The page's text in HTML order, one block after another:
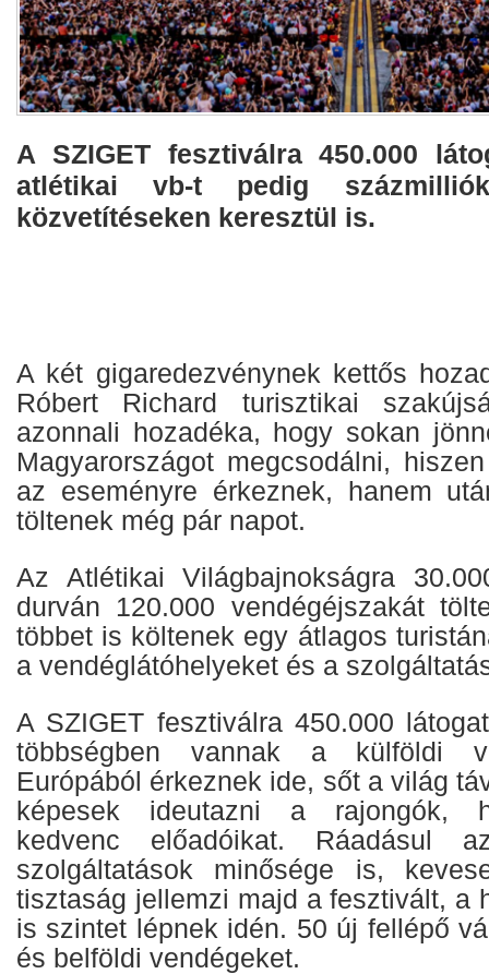
A SZIGET fesztiválra 45​0.000
atlétikai vb-t pedig
közvetítéseken keresztül is.
A két gigaredezvénynek kettős
Róbert Richard turisztikai
azonnali hozadéka, hogy sokan
Magyarországot megcsodálni,
az eseményre érkeznek, hanem
töltenek még pár napot.
Az Atlétikai Világbajnokságra
durván 120.000 vendégéjszakát
többet is költenek egy átlagos
a vendéglátóhelyeket és a
A SZIGET fesztiválra 450.000
többségben vannak a külföldi
Európából érkeznek ide, sőt a világ
képesek ideutazni a rajongók,
kedvenc előadóikat.
szolgáltatások minősége is,
tisztaság jellemzi majd a fesztivált, a
is szintet lépnek idén. 50 új fellépő
és belföldi vendégeket.